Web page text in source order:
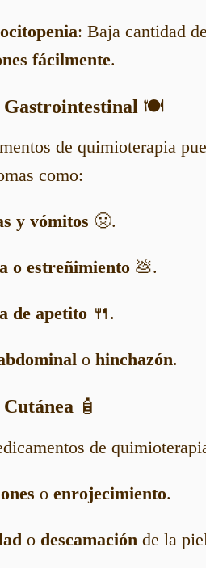
: Baja cantidad
fácilmente.
🍽️
de quimioterapia
como:
y vómitos 🤢.
o estreñimiento 💩.
de apetito 🍴.
o hinchazón.
🧴
de
o enrojecimiento.
o descamación de la